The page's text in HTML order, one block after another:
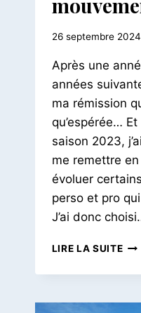
Par
Petit
Pois
26 septembre 2024
Après une
années
ma rémission
qu’espérée…
saison 2023,
me remettre
évoluer
perso et pro
J’ai donc
LIRE LA SUITE
À
|